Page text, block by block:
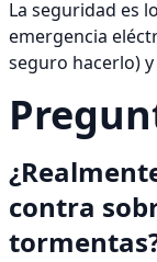
La seguridad es
emergencia
seguro hacerlo)
contra